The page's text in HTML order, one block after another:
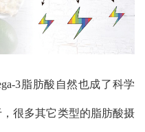
3 脂肪酸自然也成了科学
很多其它类型的脂肪酸摄